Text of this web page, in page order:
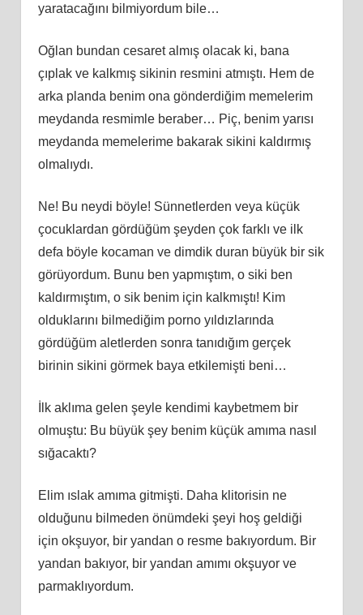
yaratacağını bilmiyordum bile…
Oğlan bundan cesaret almış olacak ki, bana
çıplak ve kalkmış sikinin resmini atmıştı. Hem de
arka planda benim ona gönderdiğim memelerim
meydanda resmimle beraber… Piç, benim yarısı
meydanda memelerime bakarak sikini kaldırmış
olmalıydı.
Ne! Bu neydi böyle! Sünnetlerden veya küçük
çocuklardan gördüğüm şeyden çok farklı ve ilk
defa böyle kocaman ve dimdik duran büyük bir sik
görüyordum. Bunu ben yapmıştım, o siki ben
kaldırmıştım, o sik benim için kalkmıştı! Kim
olduklarını bilmediğim porno yıldızlarında
gördüğüm aletlerden sonra tanıdığım gerçek
birinin sikini görmek baya etkilemişti beni…
İlk aklıma gelen şeyle kendimi kaybetmem bir
olmuştu: Bu büyük şey benim küçük amıma nasıl
sığacaktı?
Elim ıslak amıma gitmişti. Daha klitorisin ne
olduğunu bilmeden önümdeki şeyi hoş geldiği
için okşuyor, bir yandan o resme bakıyordum. Bir
yandan bakıyor, bir yandan amımı okşuyor ve
parmaklıyordum.